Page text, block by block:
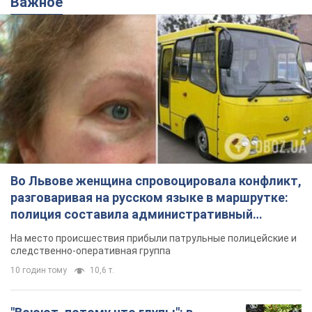
Во Львове женщина спровоцировала конфликт,
разговаривая на русском языке в маршрутке:
полиция составила административный
протокол. Видео
На место происшествия прибыли патрульные полицейские и
следственно-оперативная группа
10 годин тому 10,6 т.